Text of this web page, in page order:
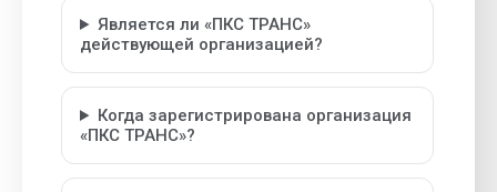
Является ли «ПКС ТРАНС»
действующей организацией?
Когда зарегистрирована организация
«ПКС ТРАНС»?